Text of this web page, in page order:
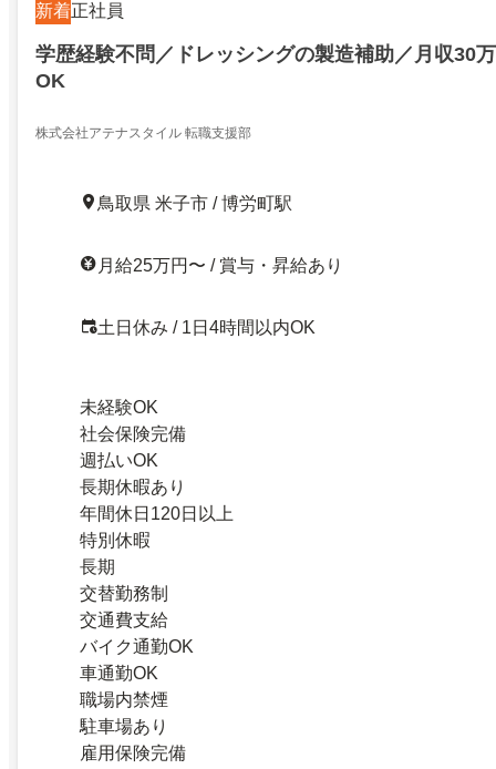
新着正社員
学歴経験不問／ドレッシングの製造補助／月収30
OK
株式会社アテナスタイル 転職支援部
鳥取県 米子市 / 博労町駅
月給25万円〜 / 賞与・昇給あり
土日休み / 1日4時間以内OK
未経験OK
社会保険完備
週払いOK
長期休暇あり
年間休日120日以上
特別休暇
長期
交替勤務制
交通費支給
バイク通勤OK
車通勤OK
職場内禁煙
駐車場あり
雇用保険完備